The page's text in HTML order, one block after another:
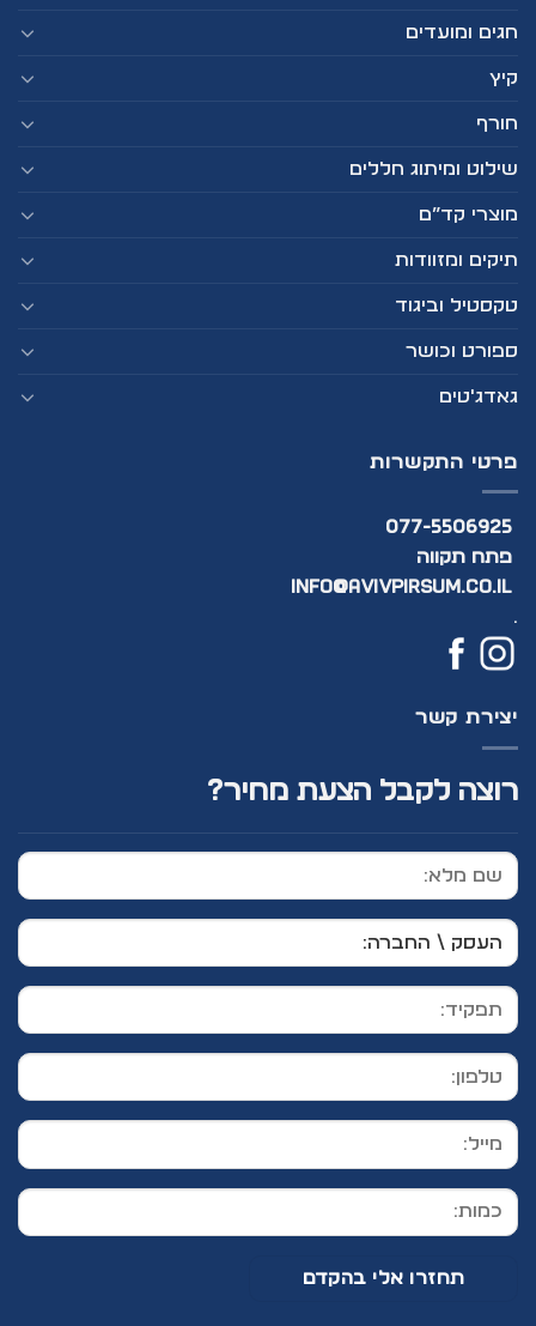
חגים ומועדים
קיץ
חורף
שילוט ומיתוג חללים
מוצרי קד”ם
תיקים ומזוודות
טקסטיל וביגוד
ספורט וכושר
גאדג'טים
פרטי התקשרות
077-5506925
פתח תקווה
info@avivpirsum.co.il
.
יצירת קשר
רוצה לקבל הצעת מחיר?